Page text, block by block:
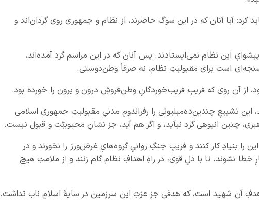
كرد: آيا آنان كه در اين سوگ حاضرند، از نظام و جمهوری روي گردان‌اند و
اين نظام نمی‌ايستادند. پس آنان كه در اين مراسم گرد آمده‌اند،
است برای مقبوليتِ نظام، نه صرفاً وطن‌دوستی.
از آن روی كه فريبِ فريب‌خوردگانِ وطن‌فروشِ درون و برون را خورده بود.
اين تشييعِ چندين‌ده‌ميليونی را رفراندومِ مدنیِ مقبوليتِ جمهوری اسلامی
چنين انبوهی گرد نيآيد، و اگر هم آيد، جز نشانِ محبوبيَّت و قبول نيست.
بنيادِ كار كنند و فريبِ جنگِ روانیِ گروه‌هایِ غرض‌ورز را نخورند و در
خطا نشوند. تا با دلِ قوی، در راهِ اهدافِ نظام گام زنند و از ملامتِ هيچ
آن شهيد است، كه هدفی جز عزتِ اين سرزمين در سايه اسلامِ ناب نداشت.